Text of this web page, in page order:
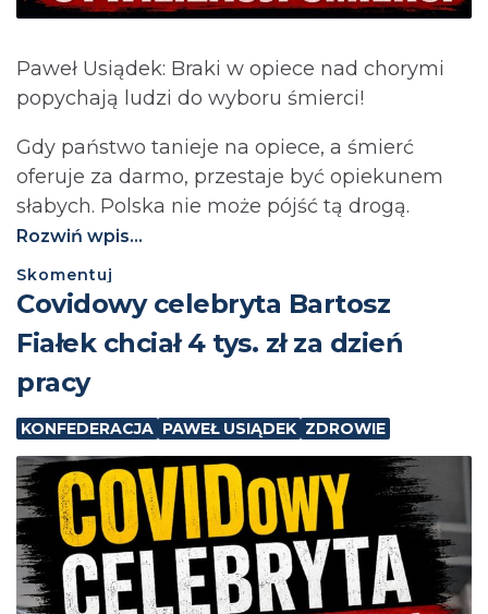
Paweł Usiądek: Braki w opiece nad chorymi
popychają ludzi do wyboru śmierci!
Gdy państwo tanieje na opiece, a śmierć
oferuje za darmo, przestaje być opiekunem
słabych. Polska nie może pójść tą drogą.⁩
Rozwiń wpis...
Skomentuj
Covidowy celebryta Bartosz
Fiałek chciał 4 tys. zł za dzień
pracy
KONFEDERACJA PAWEŁ USIĄDEK ZDROWIE